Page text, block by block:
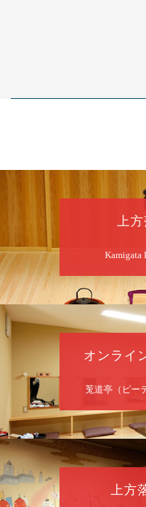
上
Kamigata
オンライ
莵道亭（ピー
上方